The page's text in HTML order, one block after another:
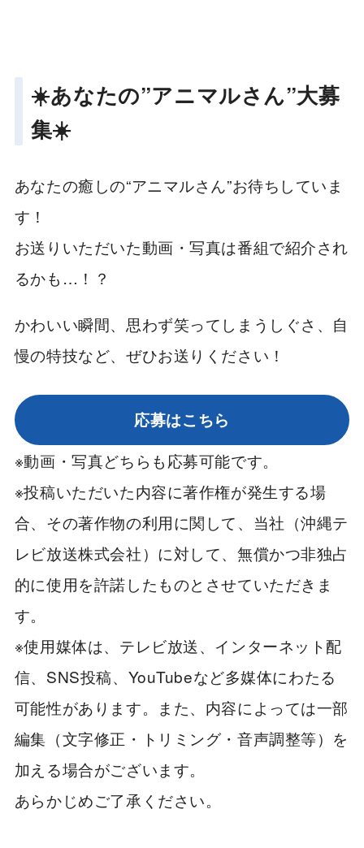
☀️あなたの”アニマルさん”大募
集☀️
あなたの癒しの“アニマルさん”お待ちしていま
す！
お送りいただいた動画・写真は番組で紹介され
るかも…！？
かわいい瞬間、思わず笑ってしまうしぐさ、自
慢の特技など、ぜひお送りください！
応募はこちら
※動画・写真どちらも応募可能です。
※投稿いただいた内容に著作権が発生する場
合、その著作物の利用に関して、当社（沖縄テ
レビ放送株式会社）に対して、無償かつ非独占
的に使用を許諾したものとさせていただきま
す。
※使用媒体は、テレビ放送、インターネット配
信、SNS投稿、YouTubeなど多媒体にわたる
可能性があります。また、内容によっては一部
編集（文字修正・トリミング・音声調整等）を
加える場合がございます。
あらかじめご了承ください。